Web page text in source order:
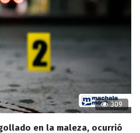
309
en la maleza, ocurrió